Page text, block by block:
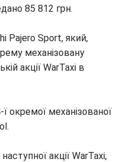
85 812 грн.
Pajero Sport, який,
механізовану
акції WarTaxi в
окремої механізованої
акції WarTaxi,